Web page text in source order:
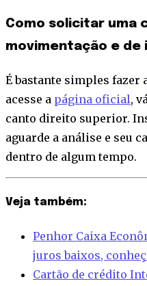
Como solicitar uma
movimentação e de
É bastante simples
acesse a página oficial,
canto direito superior.
aguarde a análise e seu
dentro de algum tempo.
Veja também:
Penhor Caixa
juros baixos,
Cartão de crédito